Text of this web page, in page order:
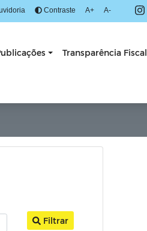
Contraste A+ A-
Transparência Fiscal
Filtrar